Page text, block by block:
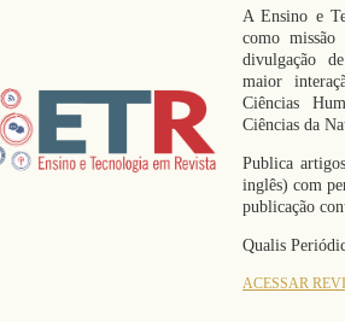
A Ensino e
como
divulgação
maior
Ciências
Ciências da
Publica
inglês) com
publicação
Qualis
ACESSAR